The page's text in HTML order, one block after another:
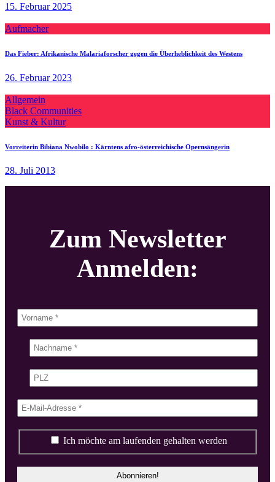
15. Februar 2025
Aufmacher
Das Fieber: Afrikanische Malariaforscher gegen die Überheblichkeit des Westens
26. Februar 2023
Allgemein
Black Communities
Kunst & Kultur
Vorreiterin Bibiana Nwobilo : Kärntens afro-österreichische Opernsängerin
28. Juli 2013
Zum Newsletter
Anmelden:
Ich möchte am laufenden gehalten werden